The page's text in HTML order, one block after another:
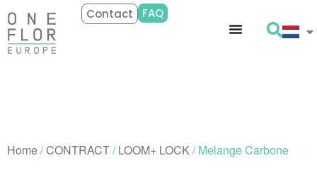
Contact FAQ
Home/CONTRACT/LOOM+ LOCK/ Melange Carbone